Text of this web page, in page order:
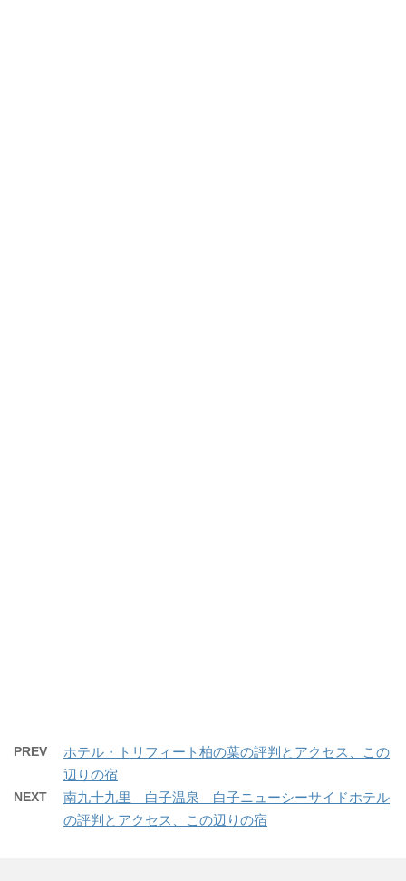
PREV
ホテル・トリフィート柏の葉の評判とアクセス、この
辺りの宿
NEXT
南九十九里 白子温泉 白子ニューシーサイドホテル
の評判とアクセス、この辺りの宿